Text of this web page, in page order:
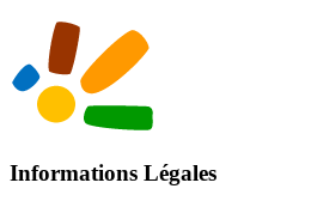
Informations Légales